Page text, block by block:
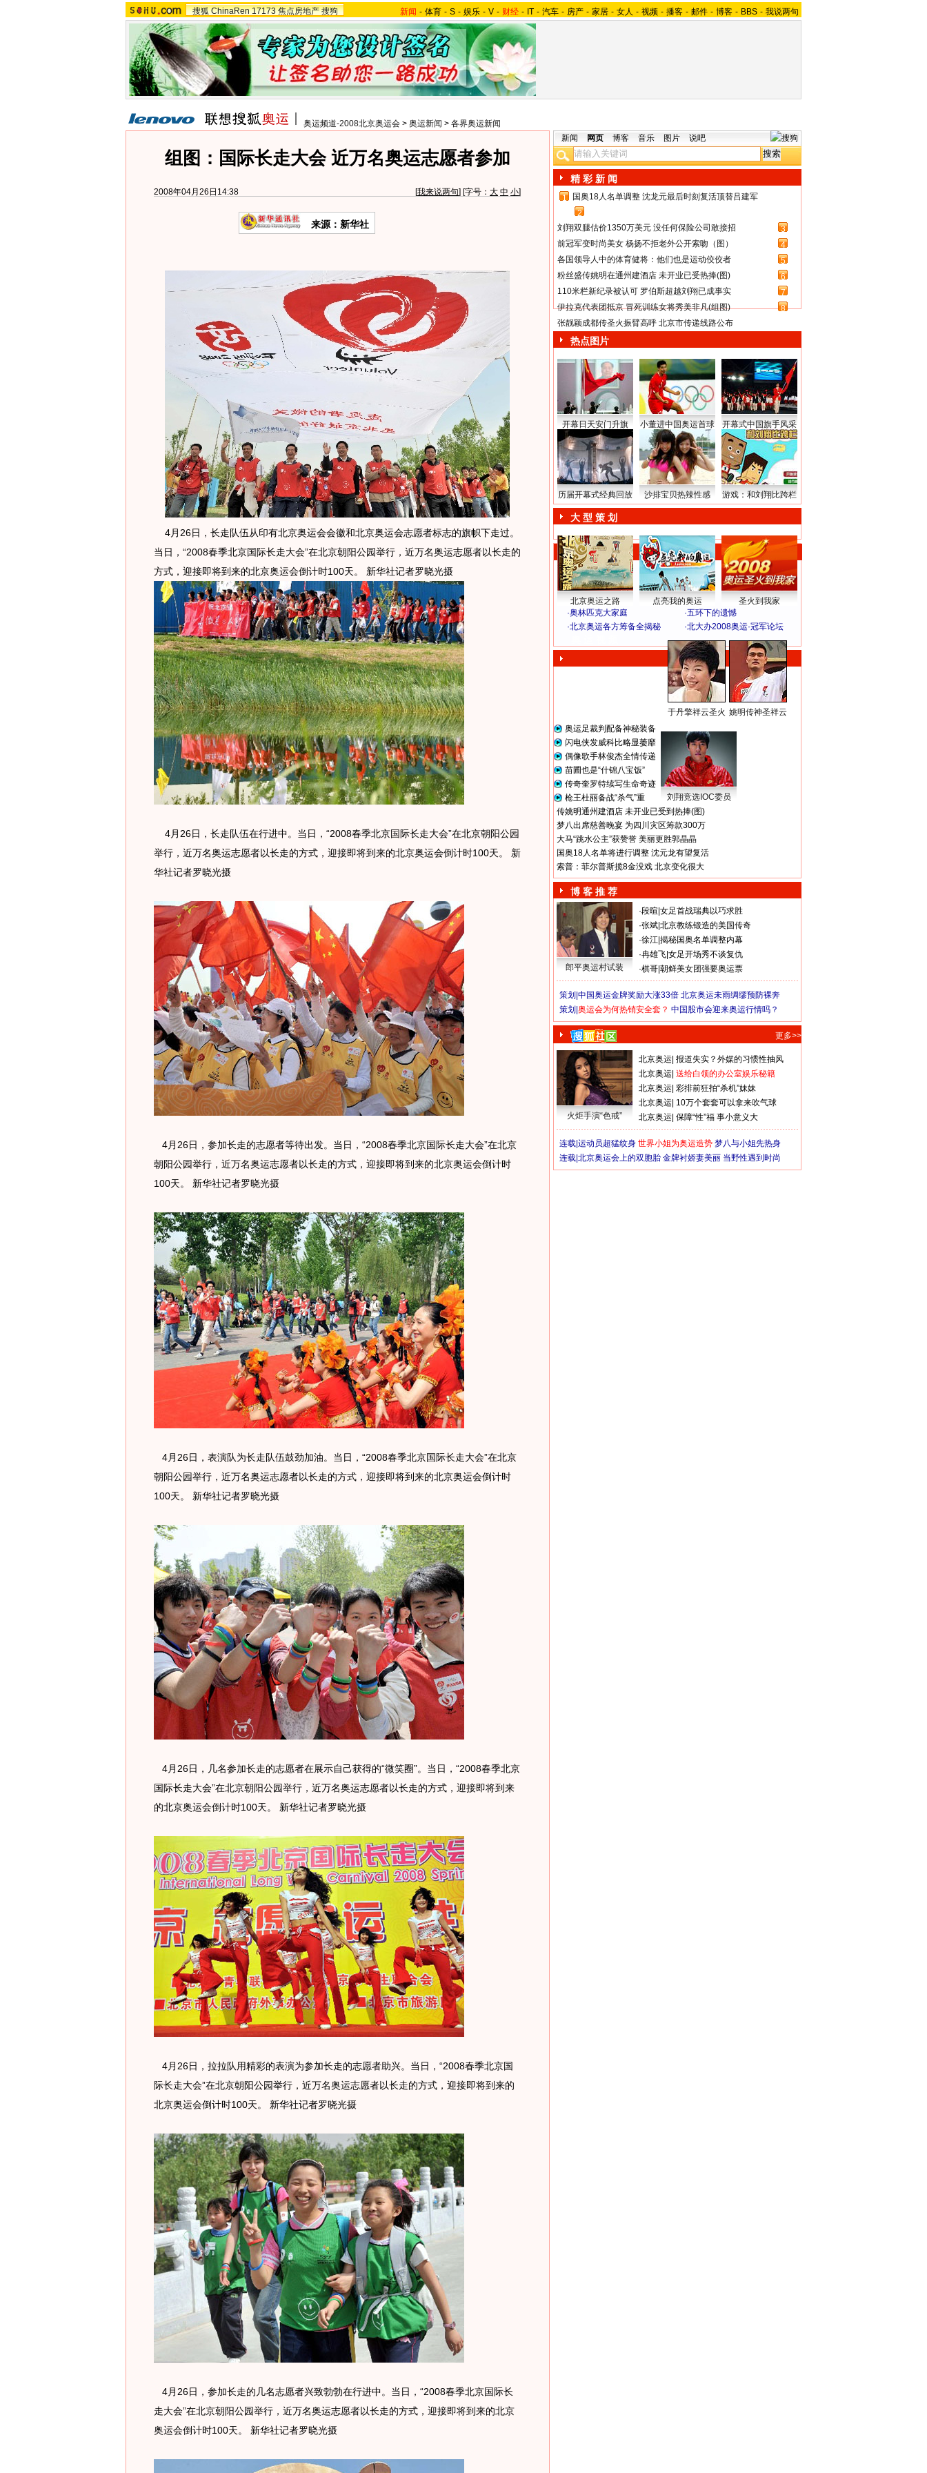
搜狐 ChinaRen 17173 焦点房地产 搜狗 新闻 - 体育 - S - 娱乐 - V - 财经 - IT - 汽车 - 房产 - 家居 - 女人 - 视频 - 播客 - 邮件 - 博客 - BBS - 我说两句
奥运频道-2008北京奥运会 > 奥运新闻 > 各界奥运新闻
组图：国际长走大会 近万名奥运志愿者参加
2008年04月26日14:38 [我来说两句] [字号： 大 中 小]
来源：新华社
4月26日，长走队伍从印有北京奥运会会徽和北京奥运会志愿者标志的旗帜下走过。
当日，“2008春季北京国际长走大会”在北京朝阳公园举行，近万名奥运志愿者以长走的
方式，迎接即将到来的北京奥运会倒计时100天。 新华社记者罗晓光摄
4月26日，长走队伍在行进中。当日，“2008春季北京国际长走大会”在北京朝阳公园
举行，近万名奥运志愿者以长走的方式，迎接即将到来的北京奥运会倒计时100天。 新
华社记者罗晓光摄
4月26日，参加长走的志愿者等待出发。当日，“2008春季北京国际长走大会”在北京
朝阳公园举行，近万名奥运志愿者以长走的方式，迎接即将到来的北京奥运会倒计时
100天。 新华社记者罗晓光摄
4月26日，表演队为长走队伍鼓劲加油。当日，“2008春季北京国际长走大会”在北京
朝阳公园举行，近万名奥运志愿者以长走的方式，迎接即将到来的北京奥运会倒计时
100天。 新华社记者罗晓光摄
4月26日，几名参加长走的志愿者在展示自己获得的“微笑圈”。当日，“2008春季北京
国际长走大会”在北京朝阳公园举行，近万名奥运志愿者以长走的方式，迎接即将到来
的北京奥运会倒计时100天。 新华社记者罗晓光摄
4月26日，拉拉队用精彩的表演为参加长走的志愿者助兴。当日，“2008春季北京国
际长走大会”在北京朝阳公园举行，近万名奥运志愿者以长走的方式，迎接即将到来的
北京奥运会倒计时100天。 新华社记者罗晓光摄
4月26日，参加长走的几名志愿者兴致勃勃在行进中。当日，“2008春季北京国际长
走大会”在北京朝阳公园举行，近万名奥运志愿者以长走的方式，迎接即将到来的北京
奥运会倒计时100天。 新华社记者罗晓光摄
新闻 网页 博客 音乐 图片 说吧
精 彩 新 闻
1
国奥18人名单调整 沈龙元最后时刻复活顶替吕建军
2
刘翔双腿估价1350万美元 没任何保险公司敢接招
3
前冠军变时尚美女 杨扬不拒老外公开索吻（图）
4
各国领导人中的体育健将：他们也是运动佼佼者
5
粉丝盛传姚明在通州建酒店 未开业已受热捧(图)
6
110米栏新纪录被认可 罗伯斯超越刘翔已成事实
7
伊拉克代表团抵京 冒死训练女将秀美非凡(组图)
8
张靓颖成都传圣火振臂高呼 北京市传递线路公布
热点图片
开幕日天安门升旗 小董进中国奥运首球 开幕式中国旗手风采
历届开幕式经典回放 沙排宝贝热辣性感 游戏：和刘翔比跨栏
大 型 策 划
北京奥运之路 点亮我的奥运
圣火到我家
·奥林匹克大家庭 ·五环下的遗憾
·北京奥运各方筹备全揭秘 ·北大办2008奥运·冠军论坛
于丹擎祥云圣火 姚明传神圣祥云
奥运足裁判配备神秘装备
闪电侠发威科比略显萎靡
偶像歌手林俊杰全情传递
苗圃也是“什锦八宝饭”
传奇奎罗特续写生命奇迹
枪王杜丽备战“杀气”重
刘翔竞选IOC委员
传姚明通州建酒店 未开业已受到热捧(图)
梦八出席慈善晚宴 为四川灾区筹款300万
大马“跳水公主”获赞誉 美丽更胜郭晶晶
国奥18人名单将进行调整 沈元龙有望复活
索普：菲尔普斯揽8金没戏 北京变化很大
博 客 推 荐
郎平奥运村试装
·段暄 女足首战瑞典以巧求胜
·张斌 北京教练锻造的美国传奇
·徐江 揭秘国奥名单调整内幕
·冉雄飞 女足开场秀不谈复仇
·棋哥 朝鲜美女团强要奥运票
策划| 中国奥运金牌奖励大涨33倍 北京奥运未雨绸缪预防裸奔
策划| 奥运会为何热销安全套？ 中国股市会迎来奥运行情吗？
更多>>
火炬手演“色戒”
北京奥运 报道失实？外媒的习惯性抽风
北京奥运 送给白领的办公室娱乐秘籍
北京奥运 彩排前狂拍“杀机”妹妹
北京奥运 10万个套套可以拿来吹气球
北京奥运 保障“性”福 事小意义大
连载| 运动员超猛纹身 世界小姐为奥运造势 梦八与小姐先热身
连载| 北京奥运会上的双胞胎 金牌衬娇妻美丽 当野性遇到时尚